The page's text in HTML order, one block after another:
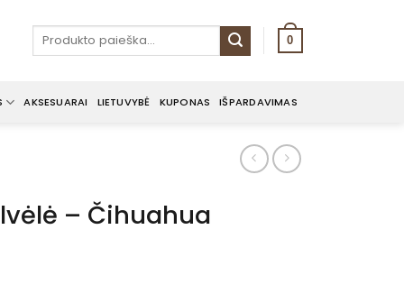
Ieškoti: 0
AKSESUARAI LIETUVYBĖ KUPONAS IŠPARDAVIMAS
– Čihuahua